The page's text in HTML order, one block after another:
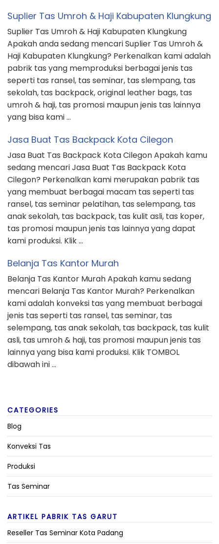
Suplier Tas Umroh & Haji Kabupaten Klungkung
Suplier Tas Umroh & Haji Kabupaten Klungkung
Apakah anda sedang mencari Suplier Tas Umroh &
Haji Kabupaten Klungkung? Perkenalkan kami adalah
pabrik tas yang memproduksi berbagai jenis tas
seperti tas ransel, tas seminar, tas slempang, tas
sekolah, tas backpack, original leather bags, tas
umroh & haji, tas promosi maupun jenis tas lainnya
yang bisa kami …
Jasa Buat Tas Backpack Kota Cilegon
Jasa Buat Tas Backpack Kota Cilegon Apakah kamu
sedang mencari Jasa Buat Tas Backpack Kota
Cilegon? Perkenalkan kami merupakan pabrik tas
yang membuat berbagai macam tas seperti tas
ransel, tas seminar pelatihan, tas selempang, tas
anak sekolah, tas backpack, tas kulit asli, tas koper,
tas promosi maupun jenis tas lainnya yang dapat
kami produksi. Klik …
Belanja Tas Kantor Murah
Belanja Tas Kantor Murah Apakah kamu sedang
mencari Belanja Tas Kantor Murah? Perkenalkan
kami adalah konveksi tas yang membuat berbagai
jenis tas seperti tas ransel, tas seminar, tas
selempang, tas anak sekolah, tas backpack, tas kulit
asli, tas umroh & haji, tas promosi maupun jenis tas
lainnya yang bisa kami produksi. Klik TOMBOL
dibawah ini …
CATEGORIES
Blog
Konveksi Tas
Produksi
Tas Seminar
ARTIKEL PABRIK TAS GARUT
Reseller Tas Seminar Kota Padang